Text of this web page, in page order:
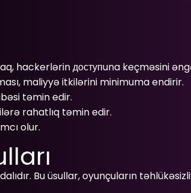
hackerlərin доступuna keçməsini
maliyyə itkilərini minimuma endirir.
təmin edir.
rahatlıq təmin edir.
olur.
Bu üsullar, oyunçuların